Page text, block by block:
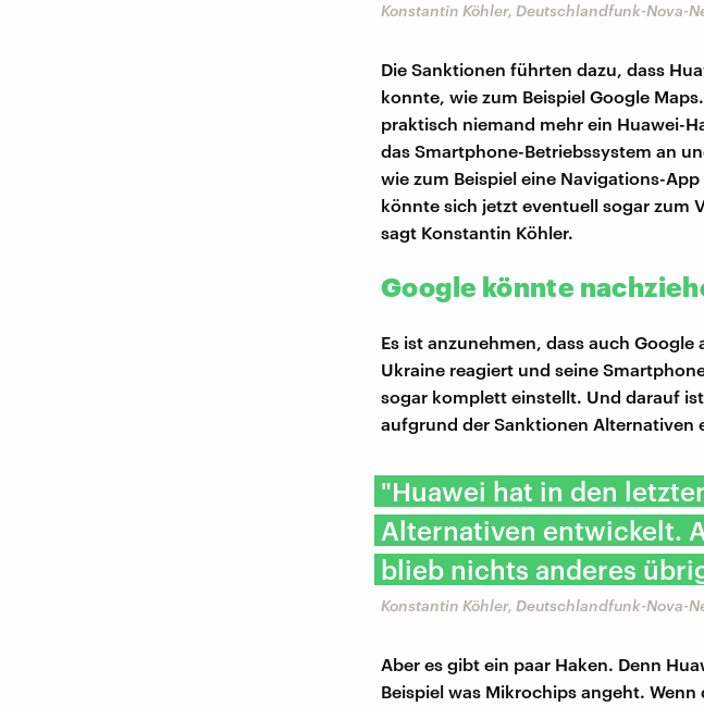
Konstantin Köhler, Deutschlandfunk-Nova-
Die Sanktionen führten dazu, dass
konnte, wie zum Beispiel Google
praktisch niemand mehr ein Huawei-
das Smartphone-Betriebssystem an
wie zum Beispiel eine Navigations-
könnte sich jetzt eventuell sogar zum
sagt Konstantin Köhler.
Google könnte
Es ist anzunehmen, dass auch
Ukraine reagiert und seine
sogar komplett einstellt. Und darauf
aufgrund der Sanktionen Alternativen
"Huawei hat in den
Alternativen entwickelt.
blieb nichts anderes
Konstantin Köhler, Deutschlandfunk-Nova-
Aber es gibt ein paar Haken. Denn
Beispiel was Mikrochips angeht.